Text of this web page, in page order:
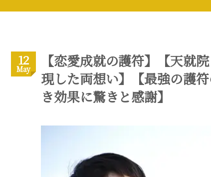
12
May
【恋愛成就の護符】【天就
現した両想い】【最強の護
き効果に驚きと感謝】